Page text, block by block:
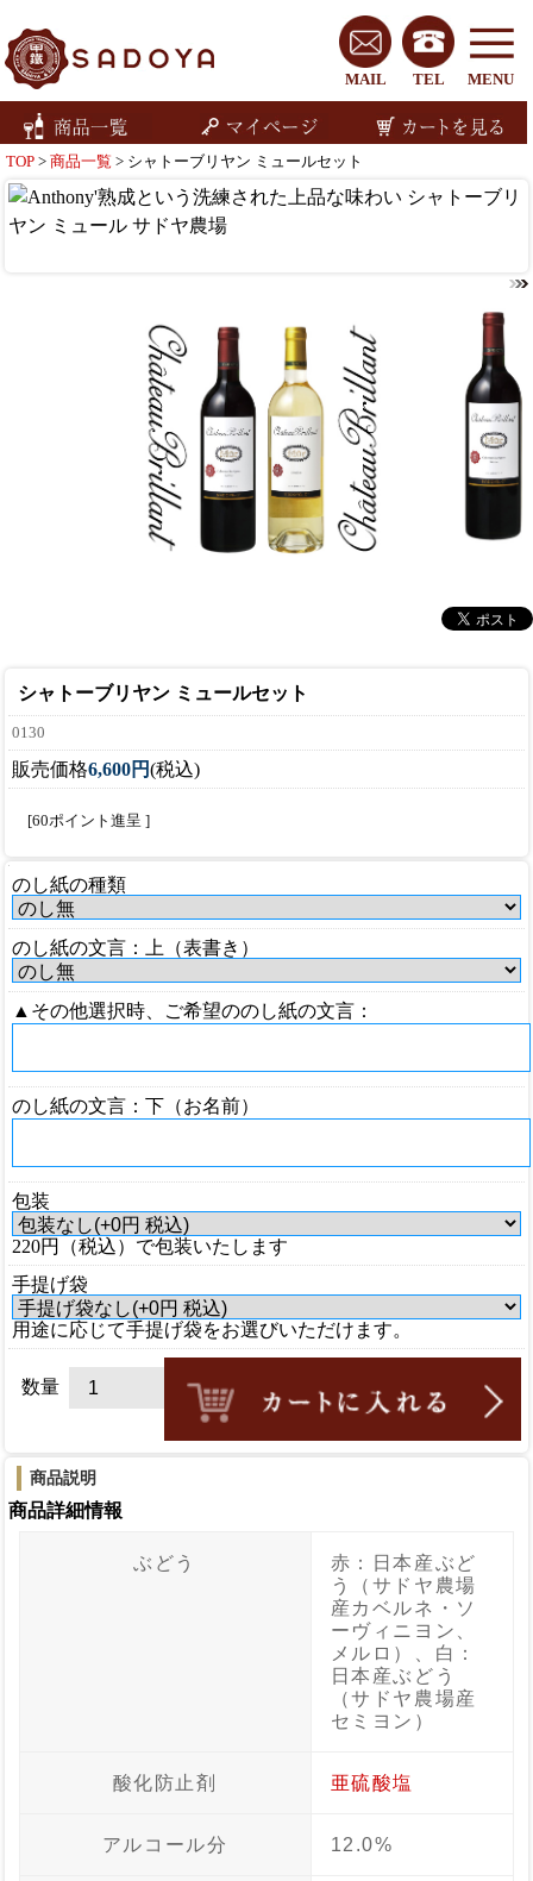
MENU
TEL
MAIL
TOP > 商品一覧 > シャトーブリヤン ミュールセット
シャトーブリヤン ミュールセット
0130
販売価格6,600円(税込)
[60ポイント進呈 ]
のし紙の種類
のし紙の文言：上（表書き）
▲その他選択時、ご希望ののし紙の文言：
のし紙の文言：下（お名前）
包装
220円（税込）で包装いたします
手提げ袋
用途に応じて手提げ袋をお選びいただけます。
数量
商品説明
商品詳細情報
ぶどう
赤：日本産ぶど
う（サドヤ農場
産カベルネ・ソ
ーヴィニヨン、
メルロ）、白：
日本産ぶどう
（サドヤ農場産
セミヨン）
酸化防止剤 亜硫酸塩
アルコール分 12.0%